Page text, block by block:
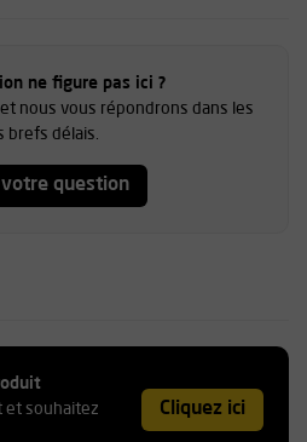
ne figure pas ici ?
nous vous répondrons dans les
brefs délais.
votre question
et souhaitez
Cliquez ici